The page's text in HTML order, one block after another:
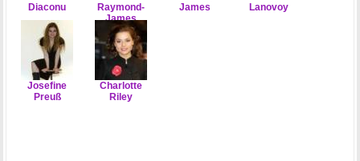
Diaconu
Raymond-
James
James
Lanovoy
Josefine
Preuß
Charlotte
Riley